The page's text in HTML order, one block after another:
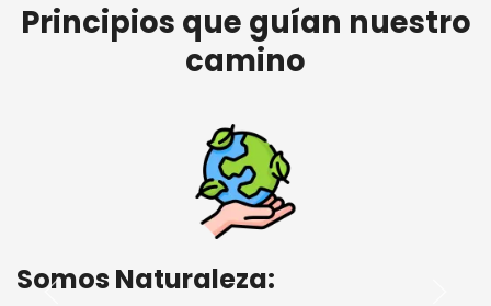
Principios que guían nuestro
camino
Somos Naturaleza: